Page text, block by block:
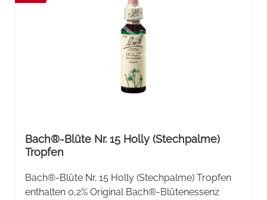
Bach®-Blüte Nr. 15 Holly (Stechpalme)
Tropfen
Bach®-Blüte Nr. 15 Holly (Stechpalme) Tropfen
enthalten 0,2% Original Bach®-Blütenessenz